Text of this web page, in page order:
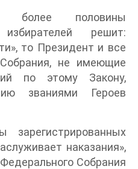
половины
избирателей решит:
то Президент и все
не имеющие
по этому Закону,
званиями Героев
зарегистрированных
наказания»,
Собрания